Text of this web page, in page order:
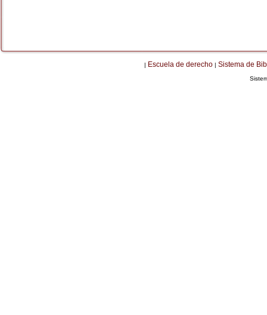
| Escuela de derecho | Sistema de